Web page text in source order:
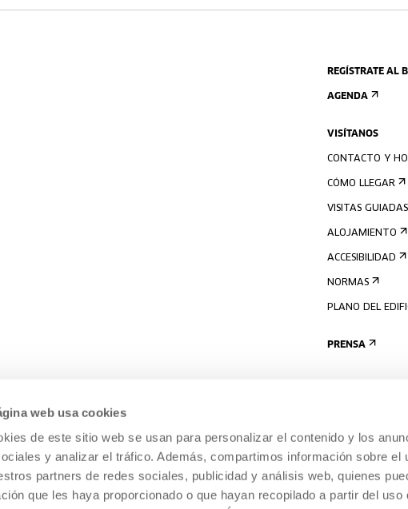
web usa cookies
de este sitio web se usan para personalizar el contenido y los
y analizar el tráfico. Además, compartimos información sobre el
partners de redes sociales, publicidad y análisis web, quienes
que les haya proporcionado o que hayan recopilado a partir del uso
REGÍSTRATE AL
AGENDA
VISÍTANOS
CONTACTO Y
CÓMO LLEGAR
VISITAS GUIADAS
ALOJAMIENTO
ACCESIBILIDAD
NORMAS
PLANO DEL
PRENSA